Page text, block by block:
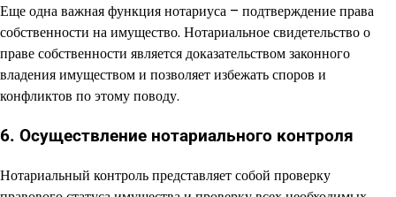
Еще одна важная функция нотариуса – подтверждение права
собственности на имущество. Нотариальное свидетельство о
праве собственности является доказательством законного
владения имуществом и позволяет избежать споров и
конфликтов по этому поводу.
6. Осуществление нотариального контроля
Нотариальный контроль представляет собой проверку